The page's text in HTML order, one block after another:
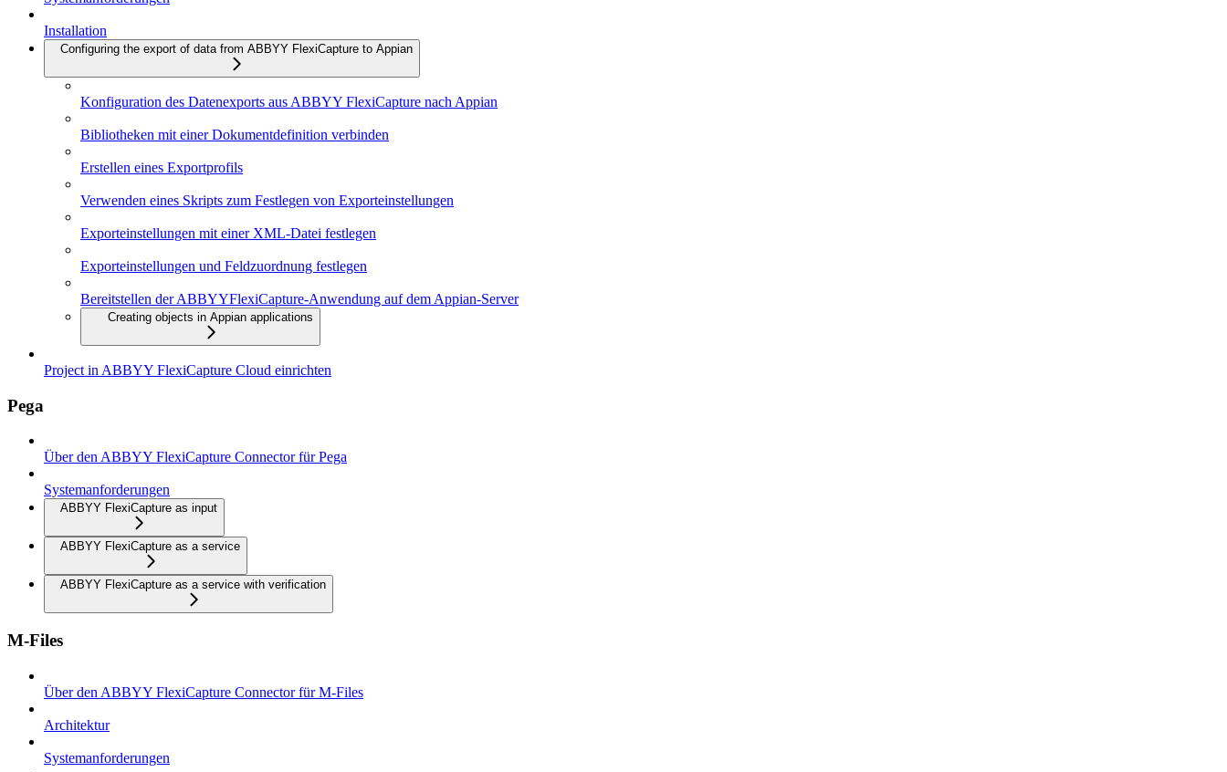
Installation
Configuring the export of data from ABBYY FlexiCapture to Appian
Konfiguration des Datenexports aus ABBYY FlexiCapture nach Appian
Bibliotheken mit einer Dokumentdefinition verbinden
Erstellen eines Exportprofils
Verwenden eines Skripts zum Festlegen von Exporteinstellungen
Exporteinstellungen mit einer XML-Datei festlegen
Exporteinstellungen und Feldzuordnung festlegen
Bereitstellen der ABBYYFlexiCapture-Anwendung auf dem Appian-Server
Creating objects in Appian applications
Project in ABBYY FlexiCapture Cloud einrichten
Pega
Über den ABBYY FlexiCapture Connector für Pega
Systemanforderungen
ABBYY FlexiCapture as input
ABBYY FlexiCapture as a service
ABBYY FlexiCapture as a service with verification
M-Files
Über den ABBYY FlexiCapture Connector für M-Files
Architektur
Systemanforderungen